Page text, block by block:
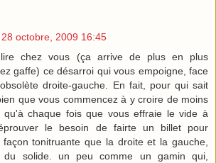
28 octobre, 2009 16:45
chez vous (ça arrive de plus en plus
gaffe) ce désarroi qui vous empoigne, face
droite-gauche. En fait, pour qui sait
que vous commencez à y croire de moins
qu'à chaque fois que vous effraie le vide à
le besoin de fairte un billet pour
tonitruante que la droite et la gauche,
du solide. un peu comme un gamin qui,